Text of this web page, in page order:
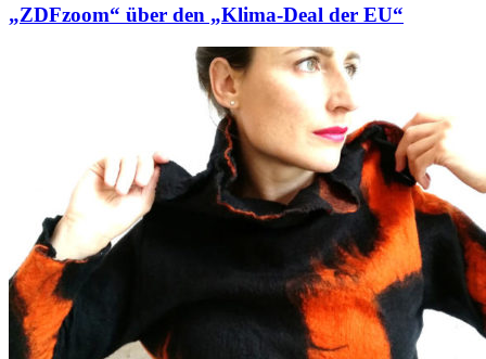
„ZDFzoom“ über den „Klima-Deal der EU“